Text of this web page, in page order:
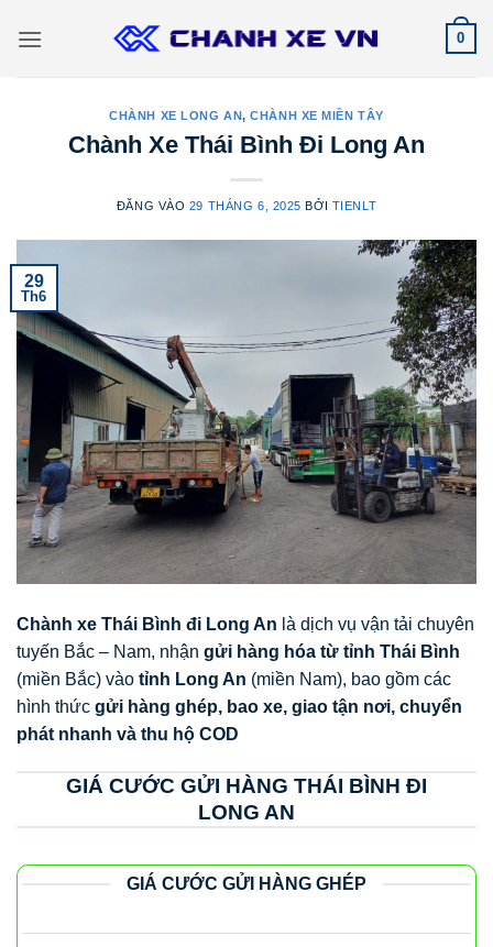
qua
0
CHÀNH XE LONG AN,CHÀNH XE MIỀN TÂY
Chành Xe Thái Bình Đi Long An
ĐĂNG VÀO 29 THÁNG 6, 2025 BỞI TIENLT
29
Th6
Chành xe Thái Bình đi Long An là dịch vụ vận tải chuyên
tuyến Bắc – Nam, nhận gửi hàng hóa từ tỉnh Thái Bình
(miền Bắc) vào tỉnh Long An (miền Nam), bao gồm các
hình thức gửi hàng ghép, bao xe, giao tận nơi, chuyển
phát nhanh và thu hộ COD
GIÁ CƯỚC GỬI HÀNG THÁI BÌNH ĐI
LONG AN
GIÁ CƯỚC GỬI HÀNG GHÉP